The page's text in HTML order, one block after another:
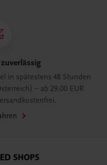
in spätestens 48 Stunden
– ab 29,00 EUR